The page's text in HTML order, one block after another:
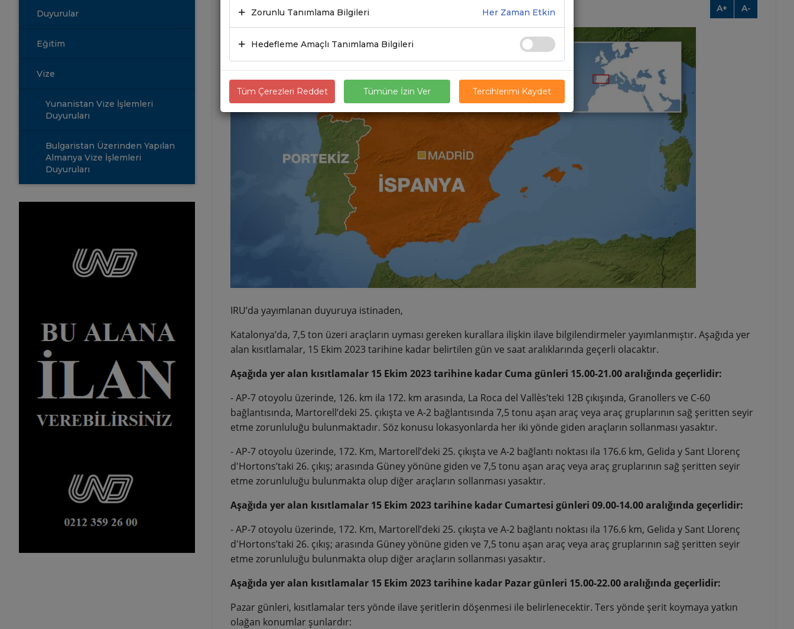
Duyurular
Eğitim
Vize
Yunanistan Vize İşlemleri
Duyuruları
Bulgaristan Üzerinden Yapılan
Almanya Vize İşlemleri
Duyuruları
01.06.2023 A+ A-
IRU’da yayımlanan duyuruya istinaden,
Katalonya’da, 7,5 ton üzeri araçların uyması gereken kurallara ilişkin ilave bilgilendirmeler yayımlanmıştır. Aşağıda yer
alan kısıtlamalar, 15 Ekim 2023 tarihine kadar belirtilen gün ve saat aralıklarında geçerli olacaktır.
Aşağıda yer alan kısıtlamalar 15 Ekim 2023 tarihine kadar Cuma günleri 15.00-21.00 aralığında geçerlidir:
- AP-7 otoyolu üzerinde, 126. km ila 172. km arasında, La Roca del Vallès’teki 12B çıkışında, Granollers ve C-60
bağlantısında, Martorell’deki 25. çıkışta ve A-2 bağlantısında 7,5 tonu aşan araç veya araç gruplarının sağ şeritten seyir
etme zorunluluğu bulunmaktadır. Söz konusu lokasyonlarda her iki yönde giden araçların sollanması yasaktır.
- AP-7 otoyolu üzerinde, 172. Km, Martorell’deki 25. çıkışta ve A-2 bağlantı noktası ila 176.6 km, Gelida y Sant Llorenç
d'Hortons’taki 26. çıkış; arasında Güney yönüne giden ve 7,5 tonu aşan araç veya araç gruplarının sağ şeritten seyir
etme zorunluluğu bulunmakta olup diğer araçların sollanması yasaktır.
Aşağıda yer alan kısıtlamalar 15 Ekim 2023 tarihine kadar Cumartesi günleri 09.00-14.00 aralığında geçerlidir:
- AP-7 otoyolu üzerinde, 172. Km, Martorell’deki 25. çıkışta ve A-2 bağlantı noktası ila 176.6 km, Gelida y Sant Llorenç
d'Hortons’taki 26. çıkış; arasında Güney yönüne giden ve 7,5 tonu aşan araç veya araç gruplarının sağ şeritten seyir
etme zorunluluğu bulunmakta olup diğer araçların sollanması yasaktır.
Aşağıda yer alan kısıtlamalar 15 Ekim 2023 tarihine kadar Pazar günleri 15.00-22.00 aralığında geçerlidir:
Pazar günleri, kısıtlamalar ters yönde ilave şeritlerin döşenmesi ile belirlenecektir. Ters yönde şerit koymaya yatkın
olağan konumlar şunlardır:
Zorunlu Tanımlama Bilgileri Her Zaman Etkin
Hedefleme Amaçlı Tanımlama Bilgileri
Tüm Çerezleri Reddet Tümüne İzin Ver Tercihlerimi Kaydet